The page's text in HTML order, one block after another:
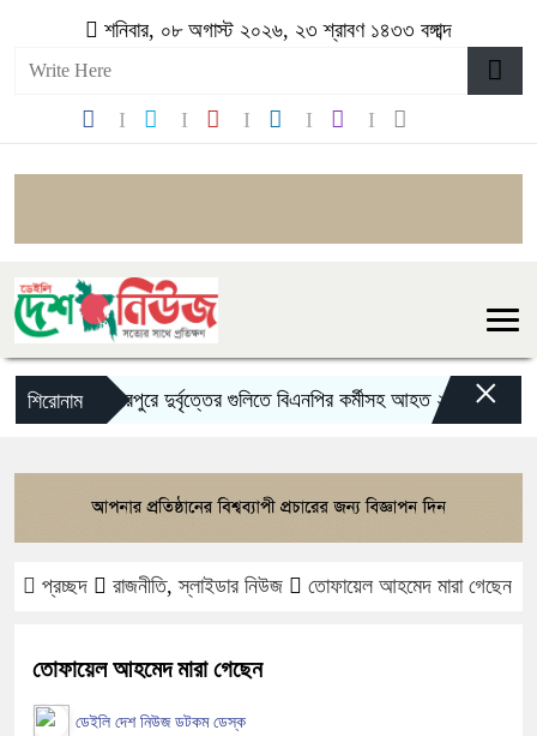
শনিবার, ০৮ অগাস্ট ২০২৬, ২৩ শ্রাবণ ১৪৩৩ বঙ্গাব্দ
শিরোনামমিরপুরে দুর্বৃত্তের গুলিতে বিএনপির কর্মীসহ আহত ২ শেখ
×
প্রচ্ছদ রাজনীতি,স্লাইডার নিউজ তোফায়েল আহমেদ মারা গেছেন
তোফায়েল আহমেদ মারা গেছেন
ডেইলি দেশ নিউজ ডটকম ডেস্ক